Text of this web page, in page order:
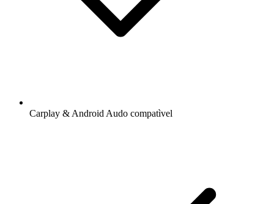
Carplay & Android Audo compatìvel